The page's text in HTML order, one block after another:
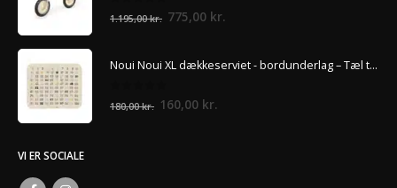
ud af 5
1.195,00kr. Den
var:
775,00 kr.
er:
Noui Noui XL dækkeserviet - bordunderlag – Tæl til 100
ud af 5
180,00kr. Den
160,00 kr.
VI ER SOCIALE